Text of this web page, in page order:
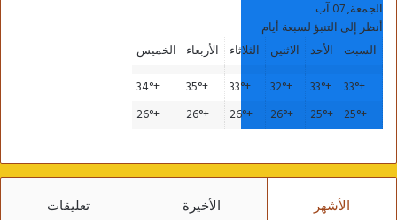
الجمعة, 07 آب
أنظر إلى التنبؤ لسبعة أيام
السبت
الأحد الاثنين الثلاثاء الأربعاء
الخميس
+
33°
+
33°
+
32°
+
33°
+
35°
+
34°
+
25°
+
25°
+
26°
+
26°
+
26°
+
26°
الأشهر الأخيرة تعليقات